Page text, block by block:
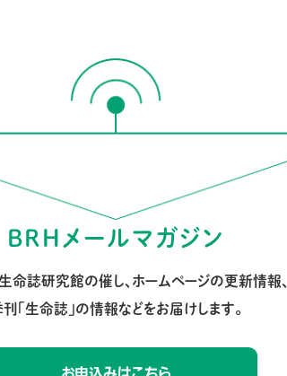
BRHメールマガジン
命誌研究館の催し、ホームページの更新情報、
「生命誌」の情報などをお届けします。